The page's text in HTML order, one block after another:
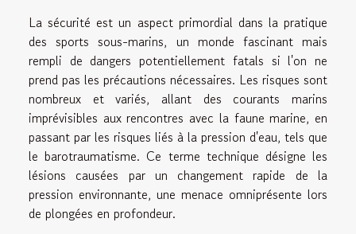
La sécurité est un aspect primordial dans la pratique
des sports sous-marins, un monde fascinant mais
rempli de dangers potentiellement fatals si l'on ne
prend pas les précautions nécessaires. Les risques sont
nombreux et variés, allant des courants marins
imprévisibles aux rencontres avec la faune marine, en
passant par les risques liés à la pression d'eau, tels que
le barotraumatisme. Ce terme technique désigne les
lésions causées par un changement rapide de la
pression environnante, une menace omniprésente lors
de plongées en profondeur.